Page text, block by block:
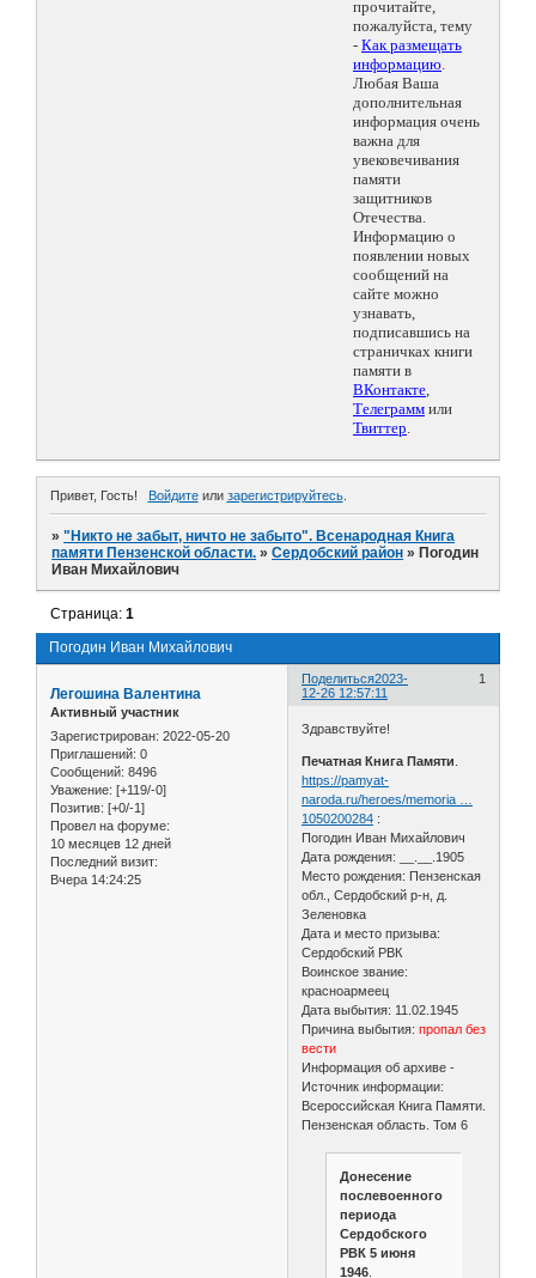
прочитайте,
пожалуйста, тему
- Как размещать
информацию.
Любая Ваша
дополнительная
информация очень
важна для
увековечивания
памяти
защитников
Отечества.
Информацию о
появлении новых
сообщений на
сайте можно
узнавать,
подписавшись на
страничках книги
памяти в
ВКонтакте,
Телеграмм или
Твиттер.
Привет, Гость! Войдитеили зарегистрируйтесь.
»"Никто не забыт, ничто не забыто". Всенародная Книга
памяти Пензенской области. »Сердобский район » Погодин
Иван Михайлович
Погодин Иван Михайлович
Страница:1
Поделиться 1
2023-
12-26 12:57:11
Легошина Валентина
Активный участник
Зарегистрирован: 2022-05-20
Приглашений: 0
Сообщений: 8496
Уважение: [+119/-0]
Позитив: [+0/-1]
Провел на форуме:
10 месяцев 12 дней
Последний визит:
Вчера 14:24:25
Здравствуйте!
Печатная Книга Памяти
https://pamyat-
naroda.ru/heroes/memoria …
1050200284 :
Погодин Иван Михайлович
Дата рождения: __.__.1905
Место рождения: Пензенская
обл., Сердобский р-н, д.
Зеленовка
Дата и место призыва:
Сердобский РВК
Воинское звание:
красноармеец
Дата выбытия: 11.02.1945
Причина выбытия:пропал без
вести
Информация об архиве -
Источник информации:
Всероссийская Книга Памяти.
Пензенская область. Том 6
Донесение
послевоенного
периода
Сердобского
РВК 5 июня
1946.